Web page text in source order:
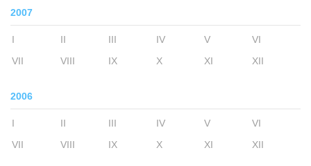
2007
I II III IV V
VI
VII
VIII IX X XI XII
2006
I II III IV V
VI
VII
VIII IX X XI XII